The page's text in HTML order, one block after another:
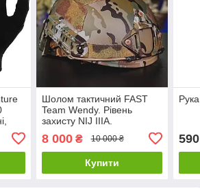
Шолом тактичний FAST
Team Wendy. Рівень
захисту NIJ IIIA.
8 000₴ 10 000 ₴
Купити
590